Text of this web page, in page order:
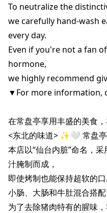
To neutralize the
we carefully hand-wash
every day.
Even if you're not a fan
hormone,
we highly recommend
▼For more information,
在常盘亭享用丰盛的美食
<东北的味道> ✨🤍 常盘
本店以“仙台内脏”命名，
汁腌制而成，
即使烤制也能保持超软的
小肠、大肠和牛肚混合搭
为了去除猪肉特有的腥味